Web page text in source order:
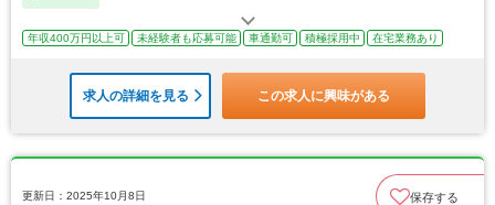
年収400万円以上可 未経験者も応募可能 車通勤可 積極採用中 在宅業務あり
求人の詳細を見る この求人に興味がある
更新日：2025年10月8日 保存する